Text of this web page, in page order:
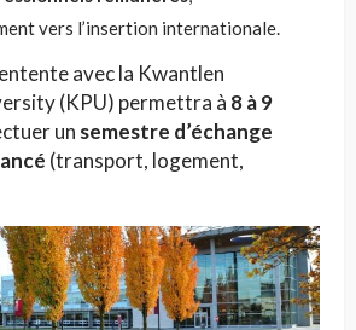
vers l’insertion internationale.
avec la Kwantlen
(KPU) permettra à 8 à 9
un semestre d’échange
(transport, logement,